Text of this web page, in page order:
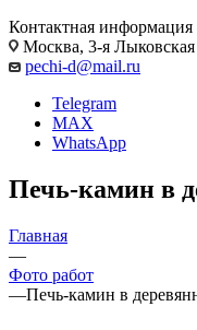
Контактная информация
Москва, 3-я
pechi-d@mail.ru
Telegram
MAX
WhatsApp
Печь-камин в
Главная
—
Фото работ
—Печь-камин в